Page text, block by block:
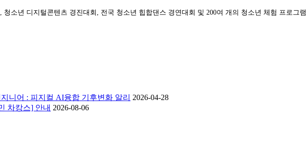
소년 디지털콘텐츠 경진대회, 전국 청소년 힙합댄스 경연대회 및 200여 개의 청소년 체험 프로그램
니어 : 피지컬 AI융합 기후변화 알리 2026-04-28
차캉스] 안내 2026-08-06